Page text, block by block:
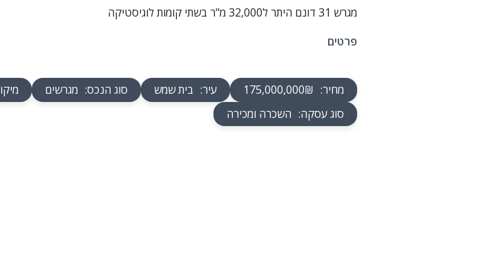
מגרש 31 דונם היתר ל32,000 מ"ר בשתי קומות לוגיסטיקה
פרטים
מחיר:
175,000,000₪ עיר: בית שמש סוג הנכס: מגרשים
סוג עסקה: השכרה ומכירה